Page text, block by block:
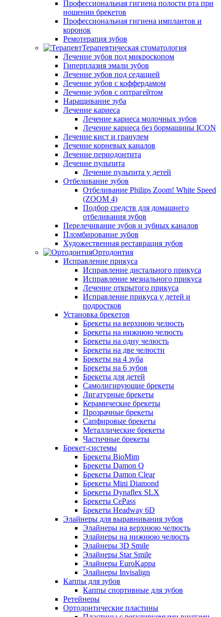
Профессиональная гигиена полости рта при
ношении брекетов
Профессиональная гигиена имплантов и
коронок
Ремотерапия зубов
Терапевтическая стоматология
Лечение зубов под микроскопом
Гиперплазия эмали зубов
Лечение зубов под седацией
Лечение зубов с коффердамом
Лечение зубов с оптрагейтом
Наращивание зуба
Лечение кариеса
Лечение кариеса молочных зубов
Лечение кариеса без бормашины ICON
Лечение кист и гранулем
Лечение корневых каналов
Лечение периодонтита
Лечение пульпита
Лечение пульпита у детей
Отбеливание зубов
Отбеливание Philips Zoom! White Speed
(ZOOM 4)
Подбор средств для домашнего
отбеливания зубов
Перелечивание зубов и зубных каналов
Пломбирование зубов
Художественная реставрация зубов
Ортодонтия
Исправление прикуса
Исправление дистального прикуса
Исправление мезиального прикуса
Лечение открытого прикуса
Исправление прикуса у детей и
подростков
Установка брекетов
Брекеты на верхнюю челюсть
Брекеты на нижнюю челюсть
Брекеты на одну челюсть
Брекеты на две челюсти
Брекеты на 4 зуба
Брекеты на 6 зубов
Брекеты для детей
Самолигирующие брекеты
Лигатурные брекеты
Керамические брекеты
Прозрачные брекеты
Сапфировые брекеты
Металлические брекеты
Частичные брекеты
Брекет-системы
Брекеты BioMim
Брекеты Damon Q
Брекеты Damon Clear
Брекеты Mini Diamond
Брекеты Dynaflex SLX
Брекеты CePass
Брекеты Headway 6D
Элайнеры для выравнивания зубов
Элайнеры на верхнюю челюсть
Элайнеры на нижнюю челюсть
Элайнеры 3D Smile
Элайнеры Star Smile
Элайнеры EuroKappa
Элайнеры Invisalign
Каппы для зубов
Каппы спортивные для зубов
Ретейнеры
Ортодонтические пластины